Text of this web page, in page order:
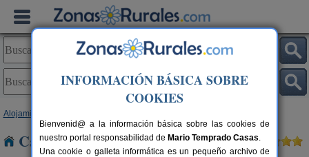
Alojamientos
Casas Rurales cerca de Bercimuel
INFORMACIÓN BÁSICA SOBRE
COOKIES
Bienvenid@ a la información básica sobre las cookies de
nuestro portal responsabilidad de Mario Temprado Casas.
Una cookie o galleta informática es un pequeño archivo de